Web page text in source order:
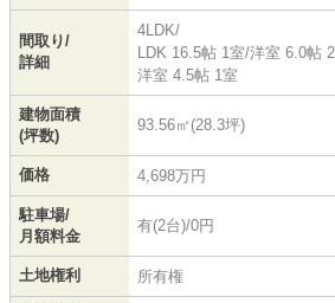
間取り/
詳細
4LDK/
LDK 16.5帖 1室/洋室 6.0帖
洋室 4.5帖 1室
建物面積
(坪数)
93.56㎡(28.3坪)
価格 4,698万円
駐車場/
月額料金
有(2台)/0円
土地権利 所有権